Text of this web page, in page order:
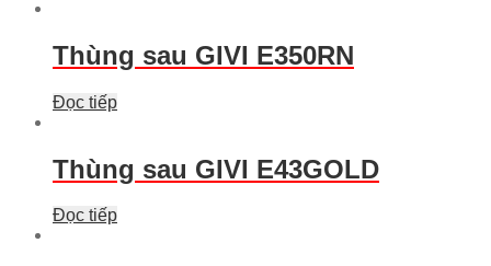
Thùng sau GIVI E350RN
Đọc tiếp
Thùng sau GIVI E43GOLD
Đọc tiếp